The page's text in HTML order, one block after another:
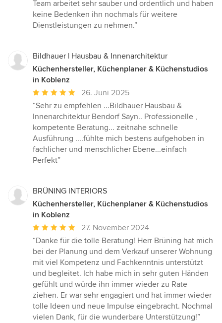
Team arbeitet sehr sauber und ordentlich und haben
keine Bedenken ihn nochmals für weitere
Dienstleistungen zu nehmen.”
Bildhauer | Hausbau & Innenarchitektur
Küchenhersteller, Küchenplaner & Küchenstudios
in Koblenz
Durchschnittliche
Bewertung:
5
von
5
Sternen
26. Juni 2025
“Sehr zu empfehlen ...Bildhauer Hausbau &
Innenarchitektur Bendorf Sayn.. Professionelle ,
kompetente Beratung... zeitnahe schnelle
Ausführung ....fühlte mich bestens aufgehoben in
fachlicher und menschlicher Ebene...einfach
Perfekt”
BRÜNING INTERIORS
Küchenhersteller, Küchenplaner & Küchenstudios
in Koblenz
Durchschnittliche
Bewertung:
5
von
5
Sternen
27. November 2024
“Danke für die tolle Beratung! Herr Brüning hat mich
bei der Planung und dem Verkauf unserer Wohnung
mit viel Kompetenz und Fachkenntnis unterstützt
und begleitet. Ich habe mich in sehr guten Händen
gefühlt und würde ihn immer wieder zu Rate
ziehen. Er war sehr engagiert und hat immer wieder
tolle Ideen und neue Impulse eingebracht. Nochmal
vielen Dank, für die wunderbare Unterstützung!”